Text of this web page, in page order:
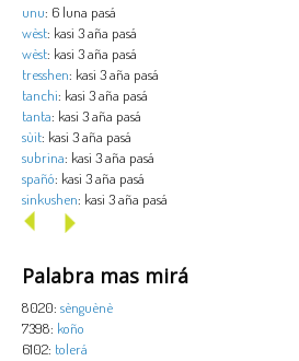
unu: 6 luna pasá
wèst: kasi 3 aña pasá
wèst: kasi 3 aña pasá
tresshen: kasi 3 aña pasá
tanchi: kasi 3 aña pasá
tanta: kasi 3 aña pasá
sùit: kasi 3 aña pasá
subrina: kasi 3 aña pasá
spañó: kasi 3 aña pasá
sinkushen: kasi 3 aña pasá
Palabra mas mirá
8020: sènguènè
7398: koño
6102: tolerá